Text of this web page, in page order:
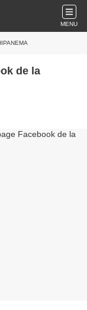
MENU
de la